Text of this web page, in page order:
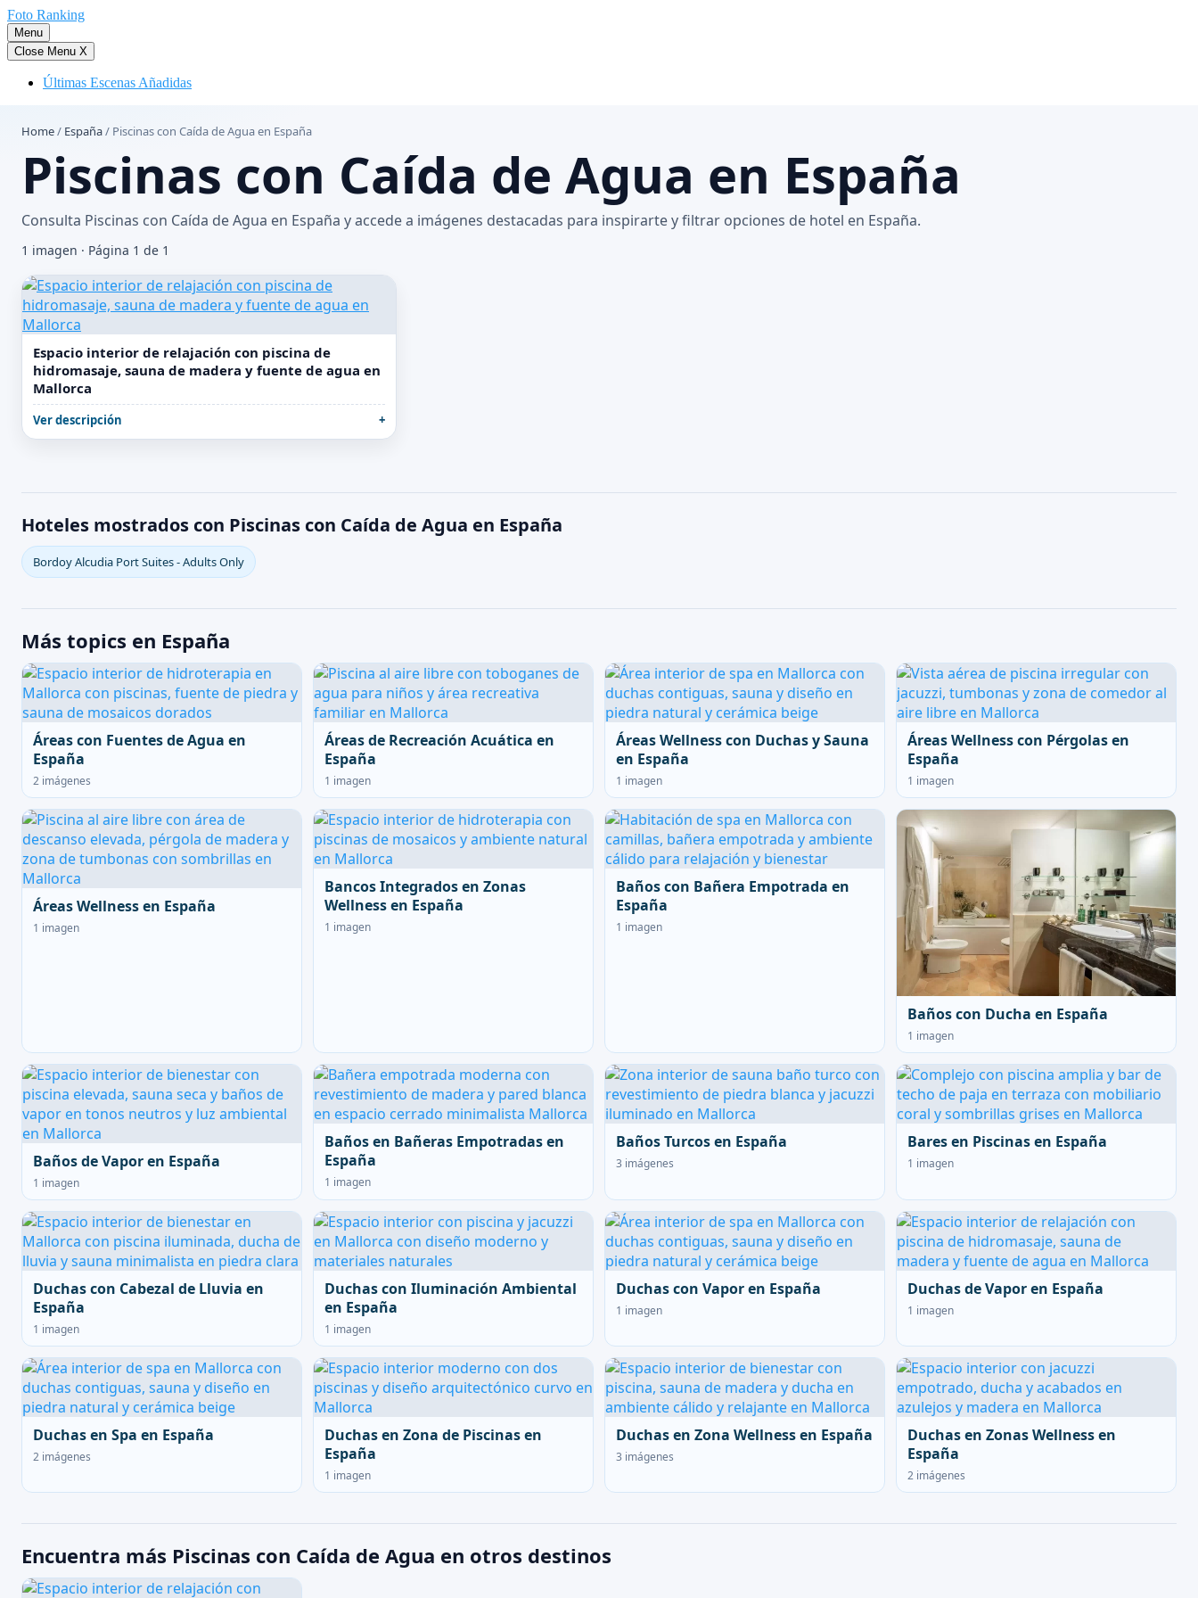
Saltar
al
contenido
Foto Ranking
Menu
Close Menu X
Últimas Escenas Añadidas
Home/ España/ Piscinas con Caída de Agua en España
Piscinas con Caída de Agua en España
Consulta Piscinas con Caída de Agua en España y accede a imágenes destacadas para inspirarte y filtrar opciones de hotel en España.
1 imagen · Página 1 de 1
Espacio interior de relajación con piscina de
hidromasaje, sauna de madera y fuente de agua en
Mallorca
Ver descripción
Hoteles mostrados con Piscinas con Caída de Agua en España
Bordoy Alcudia Port Suites - Adults Only
Más topics en España
Áreas con Fuentes de Agua en
España
2 imágenes
Áreas de Recreación Acuática en
España
1 imagen
Áreas Wellness con Duchas y Sauna
en España
1 imagen
Áreas Wellness con Pérgolas en
España
1 imagen
Áreas Wellness en España
1 imagen
Bancos Integrados en Zonas
Wellness en España
1 imagen
Baños con Bañera Empotrada en
España
1 imagen
Baños con Ducha en España
1 imagen
Baños de Vapor en España
1 imagen
Baños en Bañeras Empotradas en
España
1 imagen
Baños Turcos en España
3 imágenes
Bares en Piscinas en España
1 imagen
Duchas con Cabezal de Lluvia en
España
1 imagen
Duchas con Iluminación Ambiental
en España
1 imagen
Duchas con Vapor en España
1 imagen
Duchas de Vapor en España
1 imagen
Duchas en Spa en España
2 imágenes
Duchas en Zona de Piscinas en
España
1 imagen
Duchas en Zona Wellness en España
3 imágenes
Duchas en Zonas Wellness en
España
2 imágenes
Encuentra más Piscinas con Caída de Agua en otros destinos